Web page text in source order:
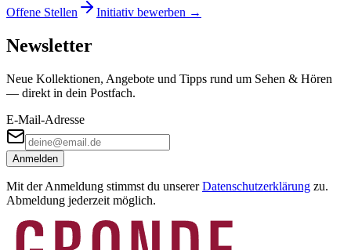
Offene Stellen
Initiativ bewerben →
Newsletter
Neue Kollektionen, Angebote und Tipps rund um Sehen & Hören
— direkt in dein Postfach.
E-Mail-Adresse
Anmelden
Mit der Anmeldung stimmst du unserer Datenschutzerklärung zu.
Abmeldung jederzeit möglich.